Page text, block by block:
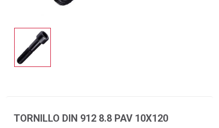
TORNILLO DIN 912 8.8 PAV 10X120